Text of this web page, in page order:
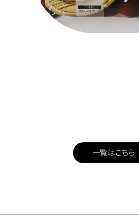
一覧はこちら